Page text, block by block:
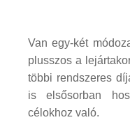
Van egy-két
plusszos a
többi rendszeres
is elsősorban
célokhoz való.